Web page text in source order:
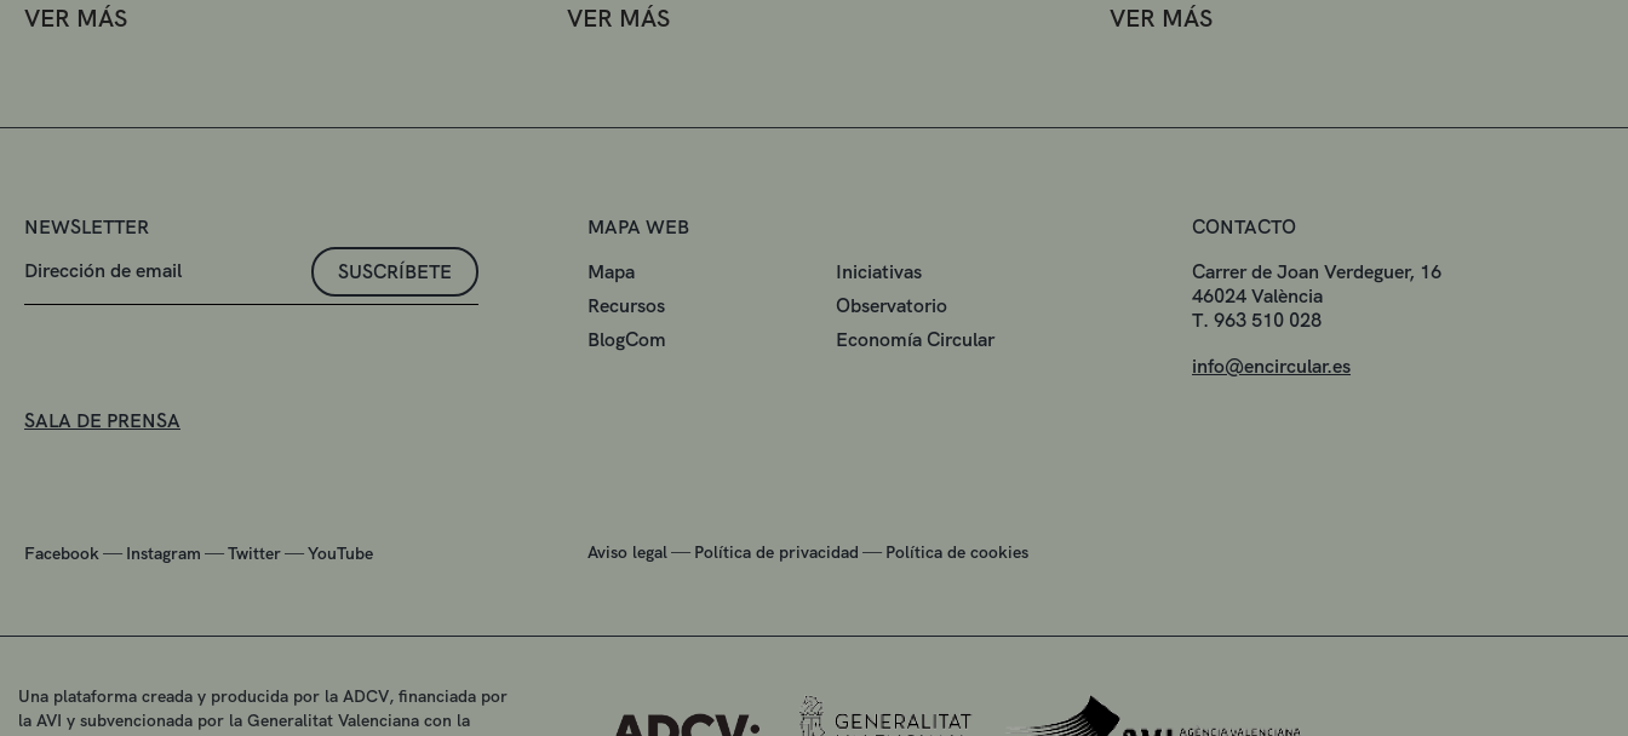
VER MÁS VER MÁS VER MÁS
NEWSLETTER
SUSCRÍBETE
SALA DE PRENSA
Facebook — Instagram —Twitter—YouTube
MAPA WEB
Mapa
Iniciativas
Recursos
Observatorio
BlogCom
Economía Circular
Aviso legal — Política de privacidad — Política de cookies
CONTACTO
Carrer de Joan Verdeguer, 16
46024 València
T. 963 510 028
info@encircular.es
Una plataforma creada y producida por la ADCV, financiada por
la AVI y subvencionada por la Generalitat Valenciana con la